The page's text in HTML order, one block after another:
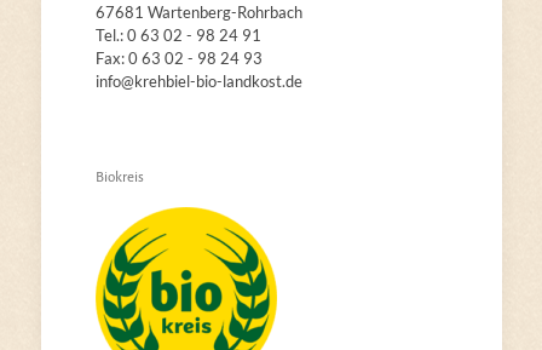
67681 Wartenberg-Rohrbach
Tel.: 0 63 02 - 98 24 91
Fax: 0 63 02 - 98 24 93
info@krehbiel-bio-landkost.de
Biokreis